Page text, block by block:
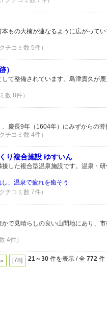
もの大楠が連なるように広がって
チコミ数 5件）
）
て整備されています。島津貴久が
数 8件）
慶長9年（1604年）にみずからの
チコミ数 4件）
り複合施設 ゆすいん
した複合型温泉施設です。温泉・
、温泉で疲れを癒そう
チコミ数 7件）
で見晴らしの良い山間地にあり、
4件）
[78] 21～30 件を表示 / 全 772 件